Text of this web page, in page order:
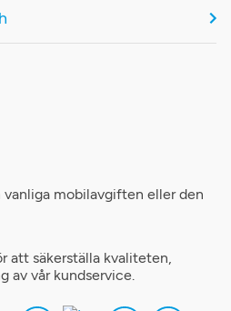
vanliga mobilavgiften eller den
att säkerställa kvaliteten,
av vår kundservice.